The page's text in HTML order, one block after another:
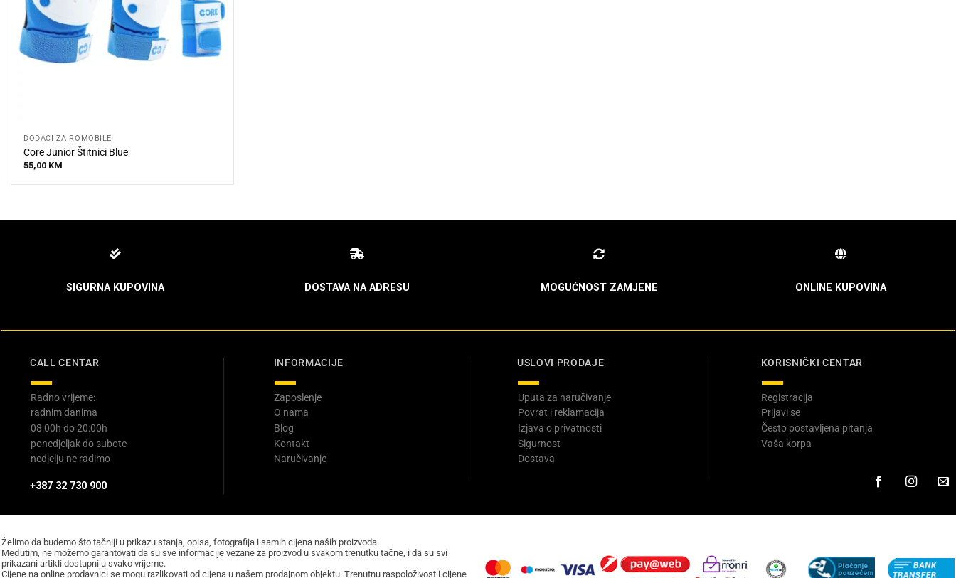
DODACI ZA ROMOBILE
Core Junior Štitnici Blue
55,00 KM
SIGURNA KUPOVINA DOSTAVA NA ADRESU MOGUĆNOST ZAMJENE ONLINE KUPOVINA
CALL CENTAR
Radno vrijeme:
radnim danima
08:00h do 20:00h
ponedjeljak do subote
nedjelju ne radimo
+387 32 730 900
INFORMACIJE
Zaposlenje
O nama
Blog
Kontakt
Naručivanje
USLOVI PRODAJE
Uputa za naručivanje
Povrat i reklamacija
Izjava o privatnosti
Sigurnost
Dostava
KORISNIČKI CENTAR
Registracija
Prijavi se
Često postavljena pitanja
Vaša korpa
Želimo da budemo što tačniji u prikazu stanja, opisa, fotografija i samih cijena naših proizvoda.
Međutim, ne možemo garantovati da su sve informacije vezane za proizvod u svakom trenutku tačne, i da su svi
prikazani artikli dostupni u svako vrijeme.
Cijene na online prodavnici se mogu razlikovati od cijena u našem prodajnom objektu. Trenutnu raspoloživost i cijene